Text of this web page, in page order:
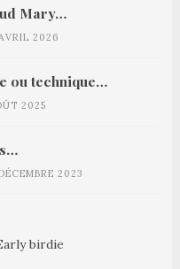
Mary…
2026
ou technique…
2025
2023